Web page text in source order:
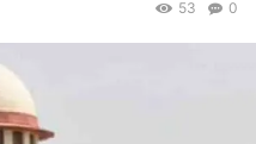
0
53